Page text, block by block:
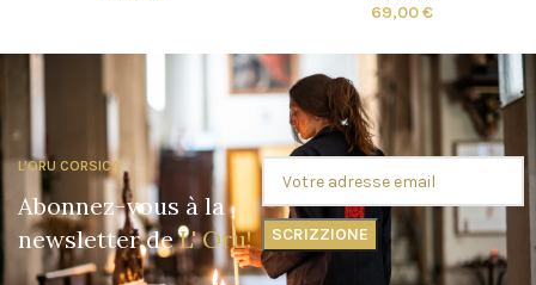
69,00€
L'ORU CORSICA
Abonnez-vous à la
newsletter deL' Oru!